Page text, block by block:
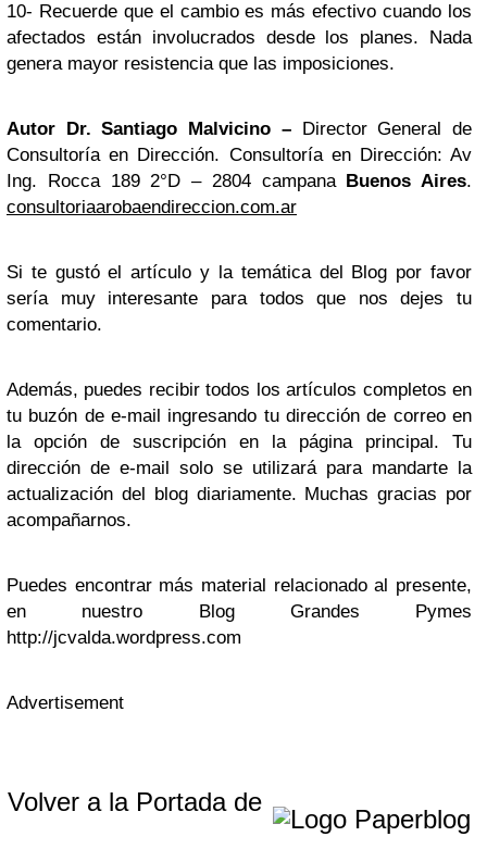
10- Recuerde que el cambio es más efectivo cuando los
afectados están involucrados desde los planes. Nada
genera mayor resistencia que las imposiciones.
Autor Dr. Santiago Malvicino – Director General de
Consultoría en Dirección. Consultoría en Dirección: Av
Ing. Rocca 189 2°D – 2804 campana Buenos Aires.
consultoriaarobaendireccion.com.ar
Si te gustó el artículo y la temática del Blog por favor
sería muy interesante para todos que nos dejes tu
comentario.
Además, puedes recibir todos los artículos completos en
tu buzón de e-mail ingresando tu dirección de correo en
la opción de suscripción en la página principal. Tu
dirección de e-mail solo se utilizará para mandarte la
actualización del blog diariamente. Muchas gracias por
acompañarnos.
Puedes encontrar más material relacionado al presente,
en nuestro Blog Grandes Pymes
http://jcvalda.wordpress.com
Advertisement
Volver a la Portada de